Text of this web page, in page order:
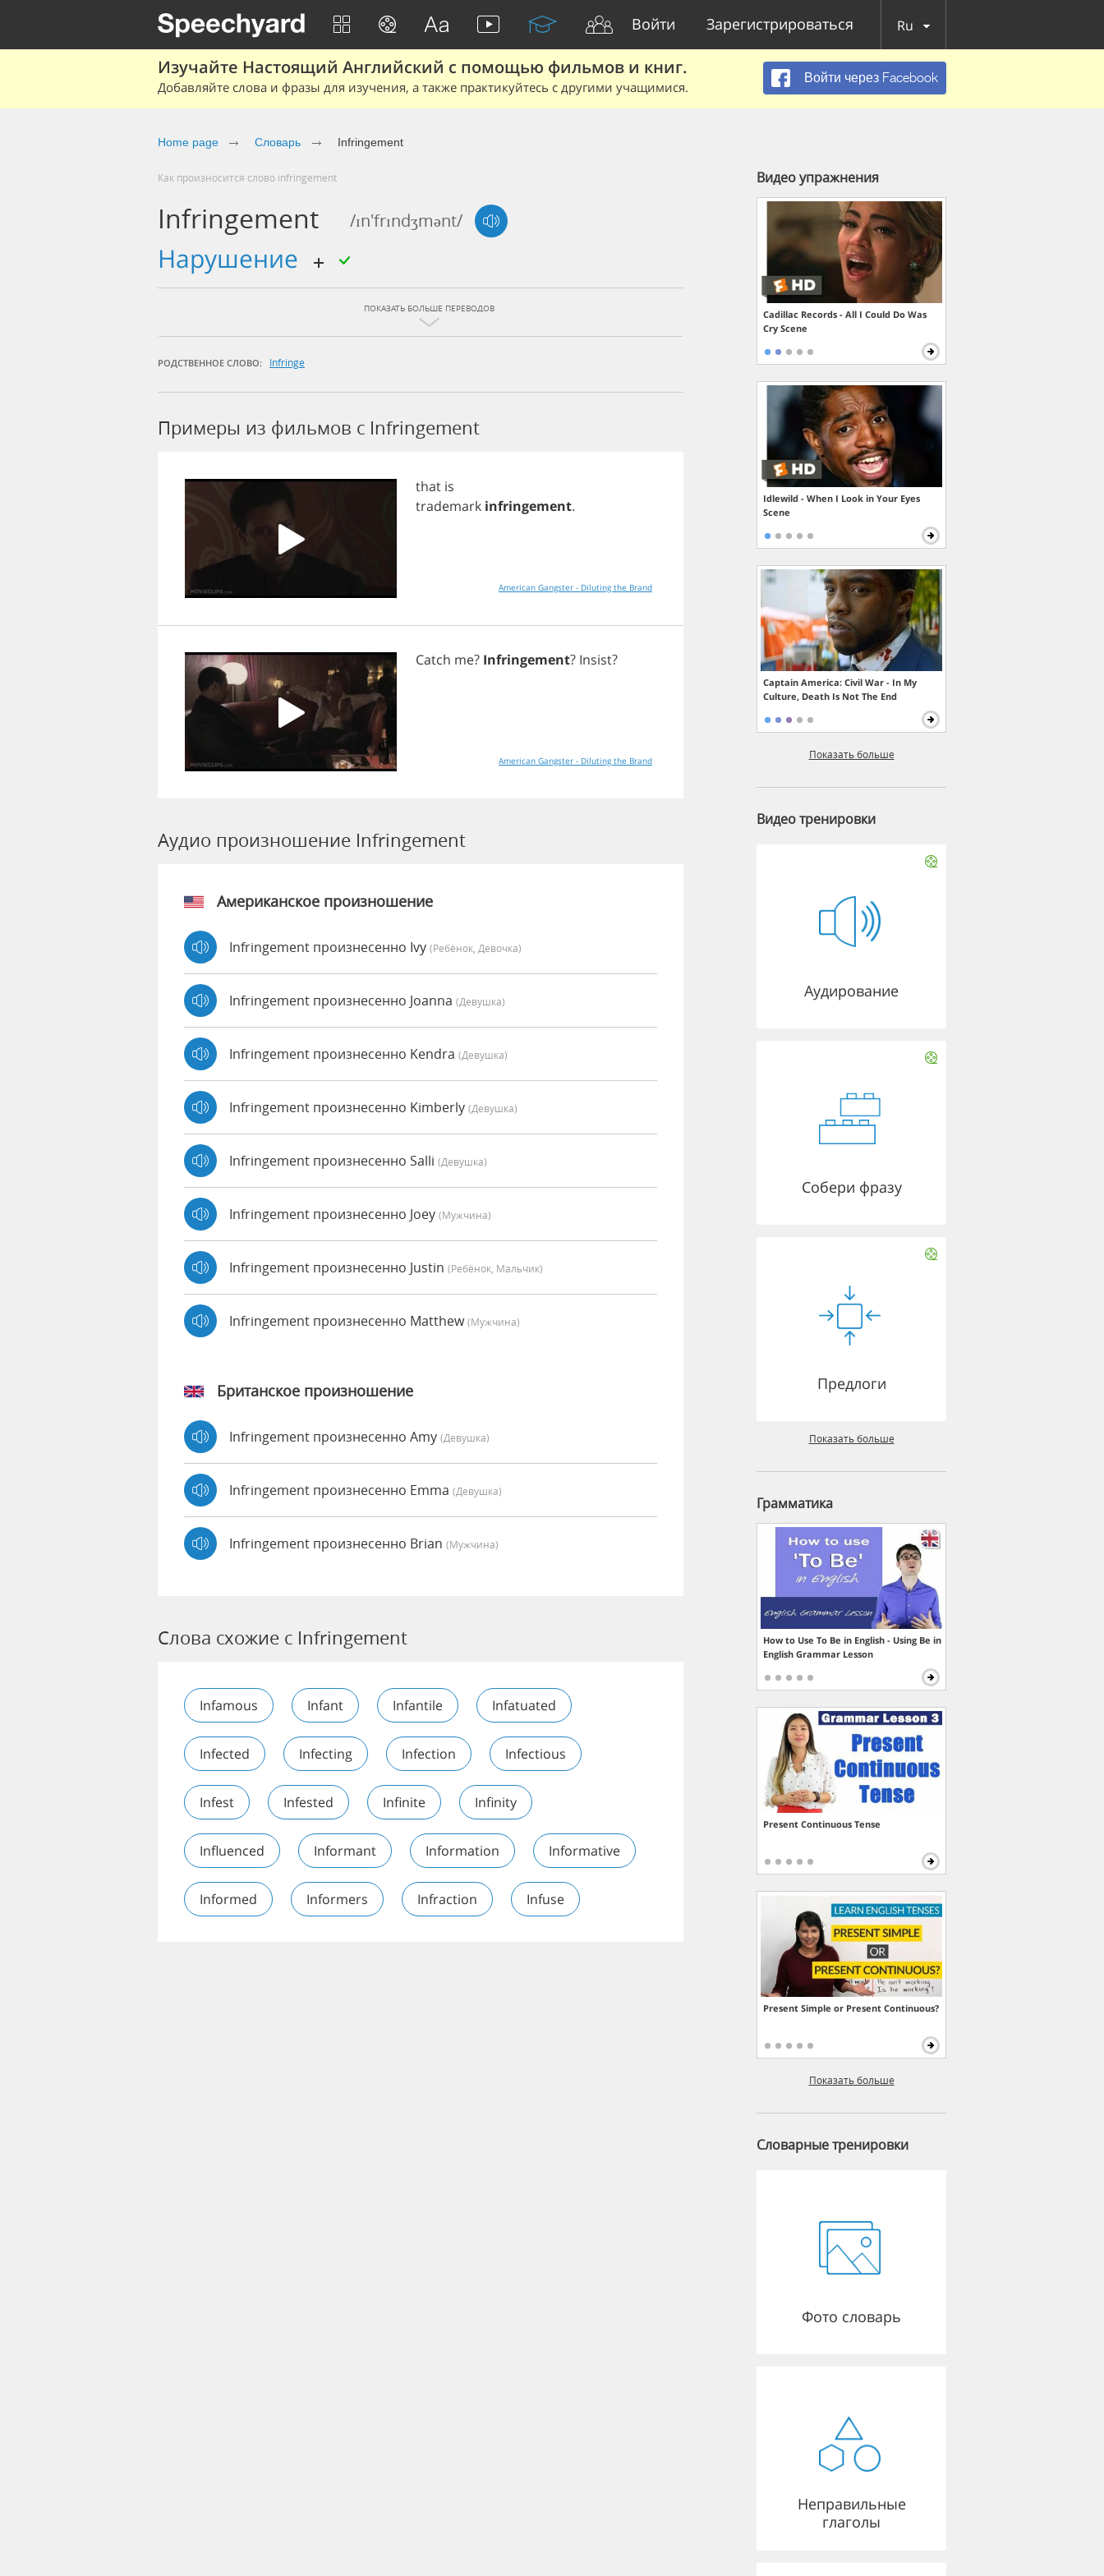
Войти Зарегистрироваться Ru
Изучайте Настоящий Английский с помощью фильмов и книг.
Добавляйте слова и фразы для изучения, а также практикуйтесь с другими учащимися.
Войти через Facebook
Home page Словарь Infringement
Как произносится слово infringement
Infringement /ɪn'frɪndʒmənt/
нарушение
ПОКАЗАТЬ БОЛЬШЕ ПЕРЕВОДОВ
РОДСТВЕННОЕ СЛОВО: Infringe
Примеры из фильмов c Infringement
that is
trademark infringement.
American Gangster - Diluting the Brand
Catch me? Infringement? Insist?
American Gangster - Diluting the Brand
Аудио произношение Infringement
Американское произношение
Infringement произнесенно Ivy (Ребёнок, Девочка)
Infringement произнесенно Joanna (девушка)
Infringement произнесенно Kendra (девушка)
Infringement произнесенно Kimberly (девушка)
Infringement произнесенно Salli (девушка)
Infringement произнесенно Joey (мужчина)
Infringement произнесенно Justin (Ребёнок, Мальчик)
Infringement произнесенно Matthew(мужчина)
Британское произношение
Infringement произнесенно Amy (девушка)
Infringement произнесенно Emma (девушка)
Infringement произнесенно Brian (мужчина)
Слова схожие с Infringement
Infamous Infant Infantile Infatuated
Infected Infecting Infection Infectious
Infest Infested Infinite Infinity
Influenced Informant Information Informative
Informed Informers Infraction Infuse
Видео упражнения
Cadillac Records - All I Could Do Was
Cry Scene
Idlewild - When I Look in Your Eyes
Scene
Captain America: Civil War - In My
Culture, Death Is Not The End
Показать больше
Видео тренировки
Аудирование
Собери фразу
Предлоги
Показать больше
Грамматика
How to Use To Be in English - Using Be in
English Grammar Lesson
Present Continuous Tense
Present Simple or Present Continuous?
Показать больше
Словарные тренировки
Фото словарь
Неправильные
глаголы